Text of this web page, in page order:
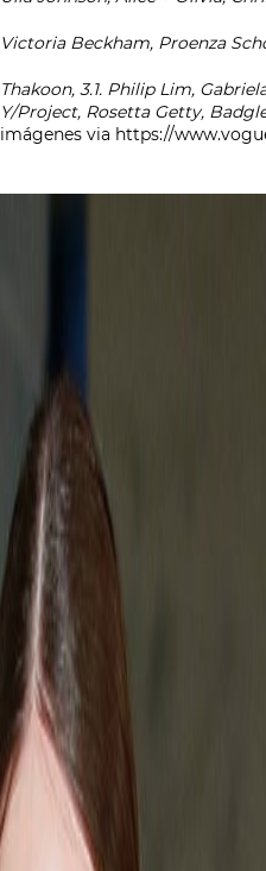
Victoria Beckham, Proenza
Thakoon, 3.1. Philip Lim,
Y/Project, Rosetta Getty,
imágenes via https://